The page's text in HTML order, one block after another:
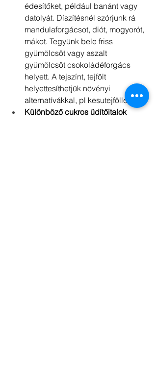
édesítőket, például banánt vagy
datolyát. Díszítésnél szórjunk rá
mandulaforgácsot, diót, mogyorót,
mákot. Tegyünk bele friss
gyümölcsöt vagy aszalt
gyümölcsöt csokoládéforgács
helyett. A tejszínt, tejfölt
helyettesíthetjük növényi
alternatívákkal, pl kesutejföllel.
Különböző cukros üdítőitalok